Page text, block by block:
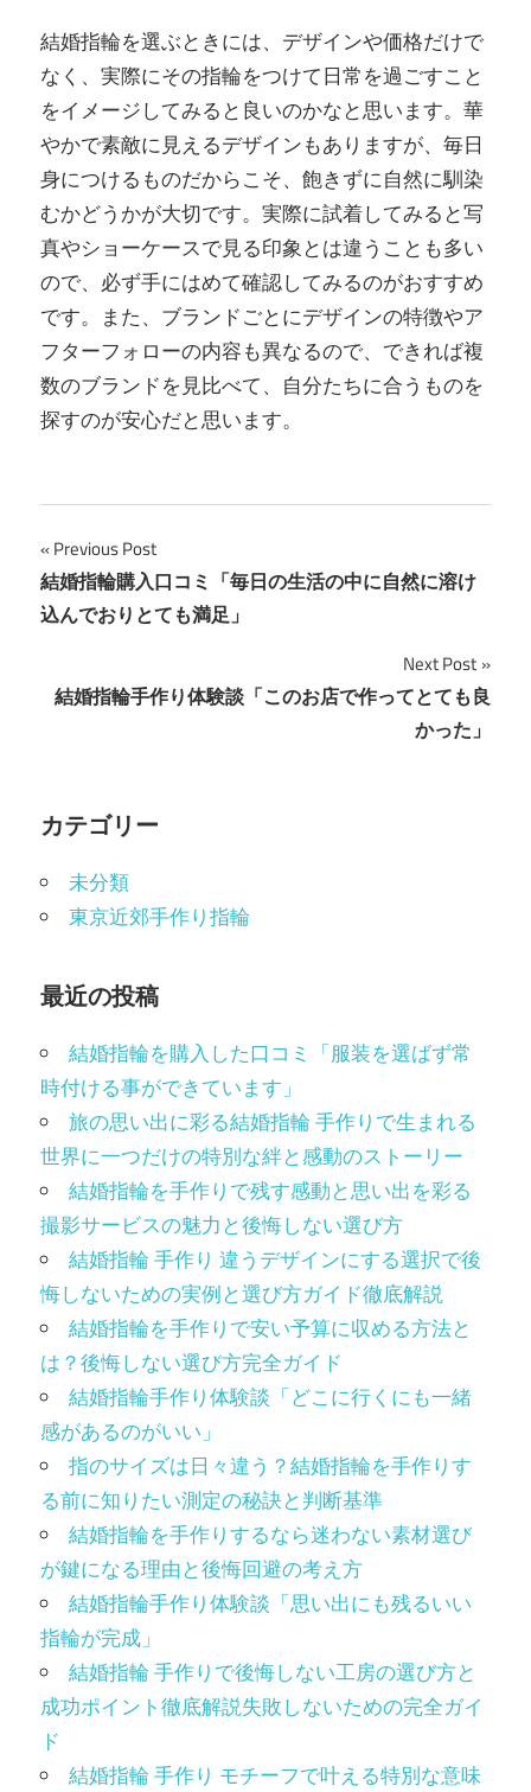
結婚指輪を選ぶときには、デザインや価格だけで
なく、実際にその指輪をつけて日常を過ごすこと
をイメージしてみると良いのかなと思います。華
やかで素敵に見えるデザインもありますが、毎日
身につけるものだからこそ、飽きずに自然に馴染
むかどうかが大切です。実際に試着してみると写
真やショーケースで見る印象とは違うことも多い
ので、必ず手にはめて確認してみるのがおすすめ
です。また、ブランドごとにデザインの特徴やア
フターフォローの内容も異なるので、できれば複
数のブランドを見比べて、自分たちに合うものを
探すのが安心だと思います。
投
稿
ビ
シ
ョ
ン
Previous Post
結婚指輪購入口コミ「毎日の生活の中に自然に溶け
込んでおりとても満足」
Next Post
結婚指輪手作り体験談「このお店で作ってとても良
かった」
カテゴリー
未分類
東京近郊手作り指輪
最近の投稿
結婚指輪を購入した口コミ「服装を選ばず常
時付ける事ができています」
旅の思い出に彩る結婚指輪 手作りで生まれる
世界に一つだけの特別な絆と感動のストーリー
結婚指輪を手作りで残す感動と思い出を彩る
撮影サービスの魅力と後悔しない選び方
結婚指輪 手作り 違うデザインにする選択で後
悔しないための実例と選び方ガイド徹底解説
結婚指輪を手作りで安い予算に収める方法と
は？後悔しない選び方完全ガイド
結婚指輪手作り体験談「どこに行くにも一緒
感があるのがいい」
指のサイズは日々違う？結婚指輪を手作りす
る前に知りたい測定の秘訣と判断基準
結婚指輪を手作りするなら迷わない素材選び
が鍵になる理由と後悔回避の考え方
結婚指輪手作り体験談「思い出にも残るいい
指輪が完成」
結婚指輪 手作りで後悔しない工房の選び方と
成功ポイント徹底解説失敗しないための完全ガイ
ド
結婚指輪 手作り モチーフで叶える特別な意味